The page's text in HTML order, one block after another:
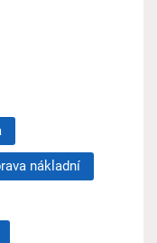
nákladní